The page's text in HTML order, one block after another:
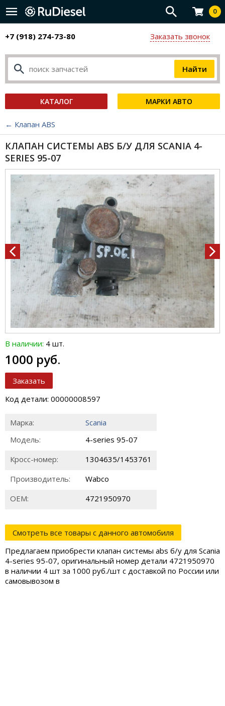
0
+7 (918) 274-73-80 Заказать звонок
КАТАЛОГ МАРКИ АВТО
← Клапан ABS
КЛАПАН СИСТЕМЫ ABS Б/У ДЛЯ SCANIA 4-
SERIES 95-07
В наличии: 4 шт.
1000 руб.
Заказать
Код детали: 00000008597
Марка:
Scania
Модель:
4-series 95-07
Кросс-номер:
1304635/1453761
Производитель:
Wabco
ОЕМ:
4721950970
Смотреть все товары с данного автомобиля
Предлагаем приобрести клапан системы abs б/у для Scania
4-series 95-07, оригинальный номер детали 4721950970
в наличии 4 шт за 1000 руб./шт с доставкой по России или
самовывозом в